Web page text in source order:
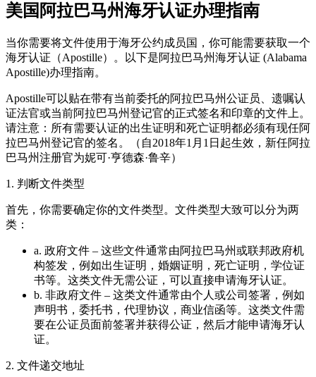
美国阿拉巴马州海牙认证办理指南
当你需要将文件使用于海牙公约成员国，你可能需要获取一个
海牙认证（Apostille）。以下是阿拉巴马州海牙认证 (Alabama
Apostille)办理指南。
Apostille可以贴在带有当前委托的阿拉巴马州公证员、遗嘱认
证法官或当前阿拉巴马州登记官的正式签名和印章的文件上。
请注意：所有需要认证的出生证明和死亡证明都必须有现任阿
拉巴马州登记官的签名。（自2018年1月1日起生效，新任阿拉
巴马州注册官为妮可·亨德森·鲁辛）
1. 判断文件类型
首先，你需要确定你的文件类型。文件类型大致可以分为两
类：
a. 政府文件 – 这些文件通常由阿拉巴马州或联邦政府机
构签发，例如出生证明，婚姻证明，死亡证明，学位证
书等。这类文件无需公证，可以直接申请海牙认证。
b. 非政府文件 – 这类文件通常由个人或公司签署，例如
声明书，委托书，代理协议，商业信函等。这类文件需
要在公证员面前签署并获得公证，然后才能申请海牙认
证。
2. 文件递交地址